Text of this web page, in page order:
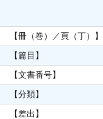
【冊（巻）／頁（丁）】
【篇目】
【文書番号】
【分類】
【差出】